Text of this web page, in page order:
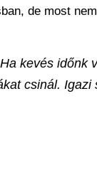
de most
kevés időnk
csinál. Igazi